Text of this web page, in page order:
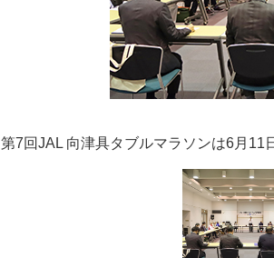
第7回JAL 向津具タブルマラソンは6月11